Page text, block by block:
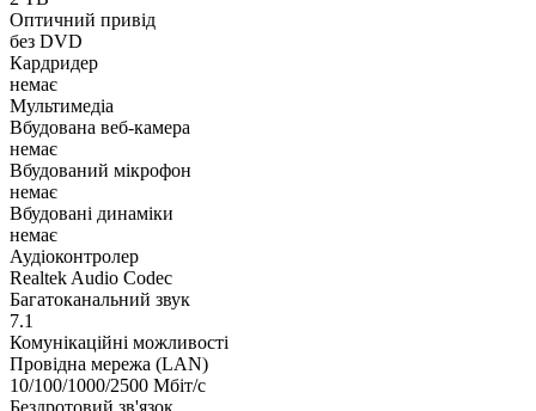
Оптичний привід
без DVD
Кардридер
немає
Мультимедіа
Вбудована веб-камера
немає
Вбудований мікрофон
немає
Вбудовані динаміки
немає
Аудіоконтролер
Realtek Audio Codec
Багатоканальний звук
7.1
Комунікаційні можливості
Провідна мережа (LAN)
10/100/1000/2500 Мбіт/с